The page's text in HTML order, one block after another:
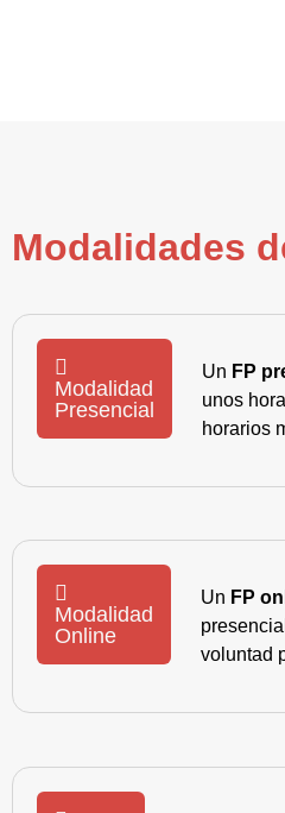
Modalidades
Modalidad
Presencial
Un FP
unos
horarios
Modalidad
Online
Un FP
voluntad